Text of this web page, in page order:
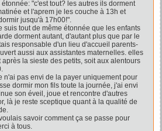
"c'est tout? les autres ils dorment
et l'aprem je les couche à 13h et
jusqu'à 17h00!".
suis tout de même étonnée que les enfants
dorment autant, d'autant plus que par le
responsable d'un lieu d'accueil parents-
aussi aux assistantes maternelles. elles
après la sieste des petits, soit aux alentours
n'ai pas envi de la payer uniquement pour
dormir mon fils toute la journée, j'ai envi
son éveil, joue et rencontre d'autres
là je reste sceptique quant à la qualité de
savoir comment ça se passe pour
à tous.